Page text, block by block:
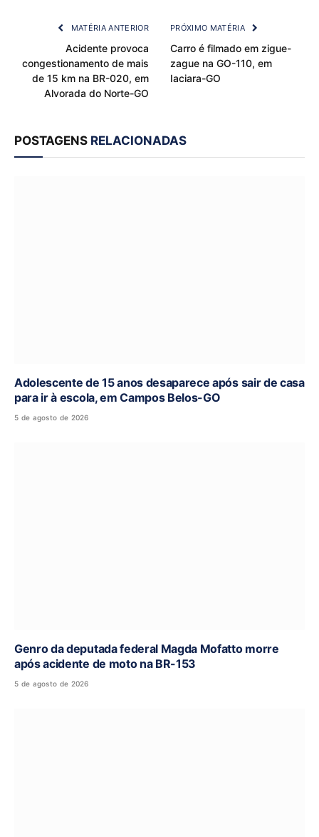
MATÉRIA ANTERIOR
Acidente provoca
congestionamento de mais
de 15 km na BR-020, em
Alvorada do Norte-GO
PRÓXIMO MATÉRIA
Carro é filmado em zigue-
zague na GO-110, em
Iaciara-GO
POSTAGENS RELACIONADAS
Adolescente de 15 anos desaparece após sair de casa
para ir à escola, em Campos Belos-GO
5 de agosto de 2026
Genro da deputada federal Magda Mofatto morre
após acidente de moto na BR-153
5 de agosto de 2026